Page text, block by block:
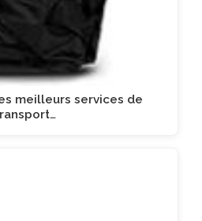
meilleurs services de